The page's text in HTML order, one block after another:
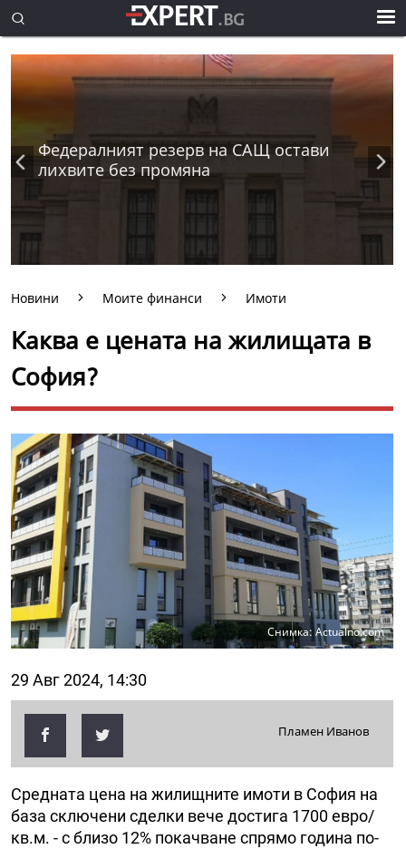
Федералният резерв на САЩ остави
лихвите без промяна
Новини Моите финанси Имоти
Каква е цената на жилищата в
София?
Снимка: Actualno.com
29 Авг 2024, 14:30
Пламен Иванов
Средната цена на жилищните имоти в София на
база сключени сделки вече достига 1700 евро/
кв.м. - с близо 12% покачване спрямо година по-